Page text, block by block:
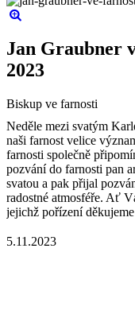
Jan Graubner
2023
Biskup ve farnosti
Neděle mezi svatým
naši farnost velice
farnosti společně
pozvání do farnosti pan
svatou a pak přijal
radostné atmosféře. Ať
jejichž pořízení
5.11.2023